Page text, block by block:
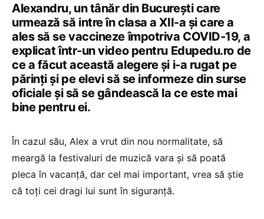
Alexandru, un tânăr din București care
urmează să intre în clasa a XII-a și care a
ales să se vaccineze împotriva COVID-19, a
explicat într-un video pentru Edupedu.ro de
ce a făcut această alegere și i-a rugat pe
părinți și pe elevi să se informeze din surse
oficiale și să se gândească la ce este mai
bine pentru ei.
În cazul său, Alex a vrut din nou normalitate, să
meargă la festivaluri de muzică vara și să poată
pleca în vacanță, dar cel mai important, vrea să știe
că toți cei dragi lui sunt în siguranță.